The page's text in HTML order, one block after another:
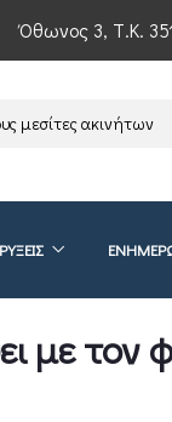
Όθωνος 3, Τ.Κ.
ακινήτων
με τον